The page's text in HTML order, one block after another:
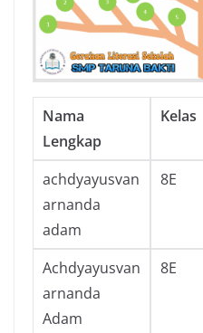
Nama
Lengkap
Kelas
achdyayusvan
arnanda
adam
8E
Achdyayusvan
arnanda
Adam
8E